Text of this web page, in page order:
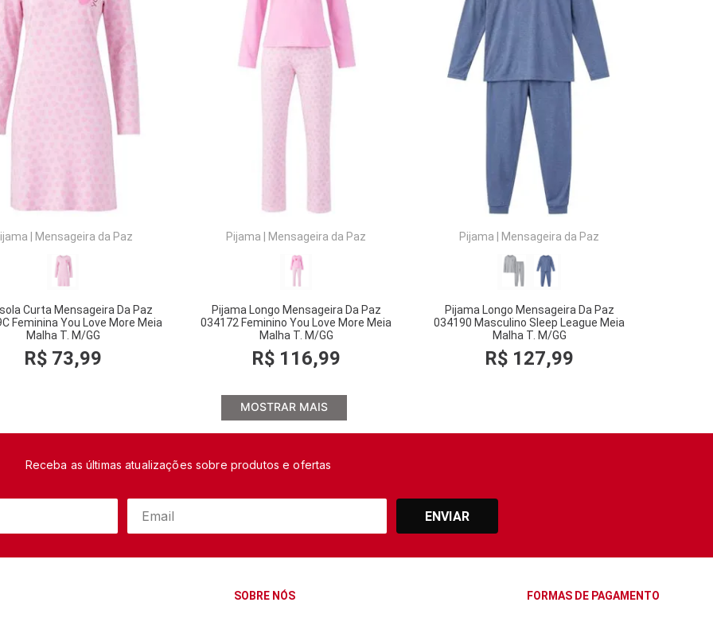
Mensageira da Paz
Curta Mensageira Da Paz
Feminina You Love More Meia
Malha T. M/GG
R$ 73,99
Pijama Mensageira da Paz
Pijama Longo Mensageira Da Paz
034172 Feminino You Love More Meia
Malha T. M/GG
R$ 116,99
COMPRAR
Pijama Mensageira da Paz
Pijama Longo Mensageira Da Paz
034190 Masculino Sleep League Meia
Malha T. M/GG
R$ 127,99
COMPRAR
MOSTRAR MAIS
Receba as últimas atualizações sobre produtos e ofertas
ENVIAR
SOBRE NÓS FORMAS DE PAGAMENTO